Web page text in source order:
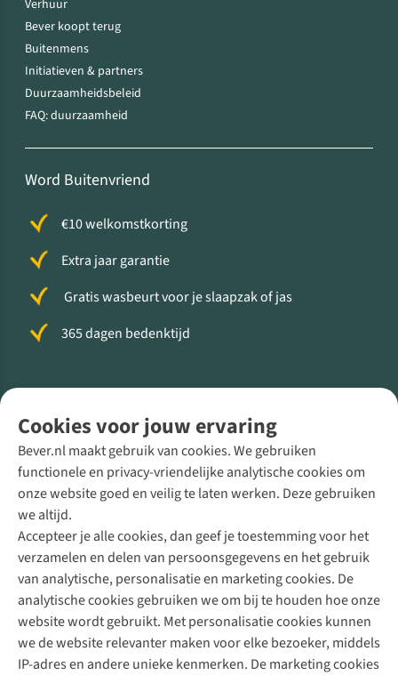
Cookies voor jouw ervaring
Bever.nl maakt gebruik van cookies. We gebruiken
functionele en privacy-vriendelijke analytische cookies om
onze website goed en veilig te laten werken. Deze gebruiken
we altijd.
Accepteer je alle cookies, dan geef je toestemming voor het
verzamelen en delen van persoonsgegevens en het gebruik
van analytische, personalisatie en marketing cookies. De
analytische cookies gebruiken we om bij te houden hoe onze
website wordt gebruikt. Met personalisatie cookies kunnen
we de website relevanter maken voor elke bezoeker, middels
IP-adres en andere unieke kenmerken. De marketing cookies
Verhuur
Bever koopt terug
Buitenmens
Initiatieven & partners
Duurzaamheidsbeleid
FAQ: duurzaamheid
Word Buitenvriend
€10 welkomstkorting
Extra jaar garantie
Gratis wasbeurt voor je slaapzak of jas
365 dagen bedenktijd
Direct advies van een Buitenexpert
+31 (0)85 888 50 88
+31 6 12 28 49 80
Contactformulier